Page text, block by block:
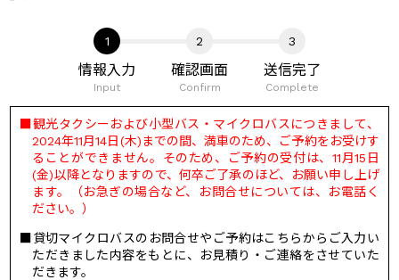
情報入力
Input
確認画面
Confirm
送信完了
Complete
観光タクシーおよび小型バス・マイクロバスにつきまして、
2024年11月14日(木)までの間、満車のため、ご予約をお受けす
ることができません。そのため、ご予約の受付は、11月15日
(金)以降となりますので、何卒ご了承のほど、お願い申し上げ
ます。（お急ぎの場合など、お問合せについては、お電話く
ださい。）
貸切マイクロバスのお問合せやご予約はこちらからご入力い
ただきました内容をもとに、お見積り・ご連絡をさせていた
だきます。